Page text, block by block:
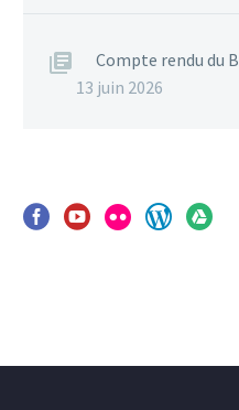
Compte rendu du
13 juin 2026